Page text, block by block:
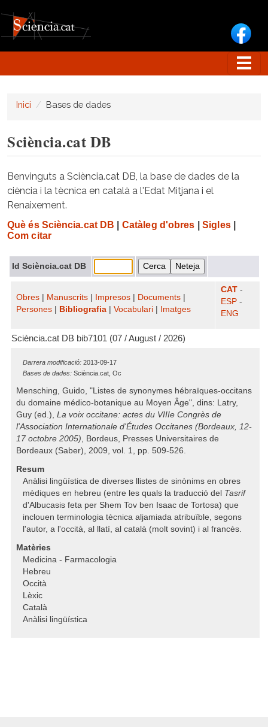
Inici Bases de dades
Sciència.cat DB
Benvinguts a Sciència.cat DB, la base de dades de la
ciència i la tècnica en català a l'Edat Mitjana i el
Renaixement.
Què és Sciència.cat DB Catàleg d'obres Sigles|
Com citar
Id Sciència.cat DB
Obres Manuscrits Impresos Documents
Persones
Bibliografia Vocabulari Imatges
CAT -
ESP -
ENG
Sciència.cat DB bib7101 (07 / August / 2026)
Darrera modificació: 2013-09-17
Bases de dades: Sciència.cat, Oc
Mensching, Guido, "Listes de synonymes hébraïques-occitans
du domaine médico-botanique au Moyen Âge", dins: Latry,
Guy (ed.), La voix occitane: actes du VIIIe Congrès de
l'Association Internationale d'Études Occitanes (Bordeaux, 12-
17 octobre 2005), Bordeus, Presses Universitaires de
Bordeaux (Saber), 2009, vol. 1, pp. 509-526.
Resum
Anàlisi lingüística de diverses llistes de sinònims en obres
mèdiques en hebreu (entre les quals la traducció del Tasrif
d'Albucasis feta per Shem Tov ben Isaac de Tortosa) que
inclouen terminologia tècnica aljamiada atribuïble, segons
l'autor, a l'occità, al llatí, al català (molt sovint) i al francès.
Matèries
Medicina - Farmacologia
Hebreu
Occità
Lèxic
Català
Anàlisi lingüística